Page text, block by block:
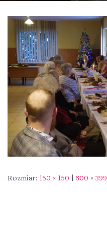
Rozmiar: 150 × 150 | 600 × 399